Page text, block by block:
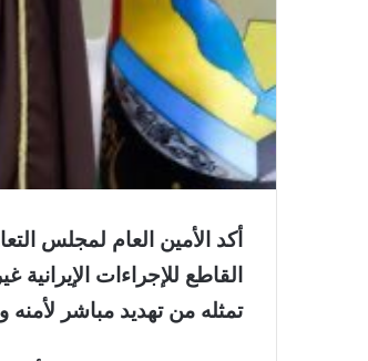
أكد الأمين العام لمجلس
القاطع للإجراءات
تمثله من تهديد مباشر لأمنه